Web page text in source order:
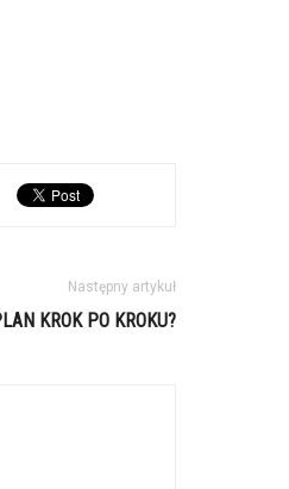
Następny artykuł
KROK PO KROKU?